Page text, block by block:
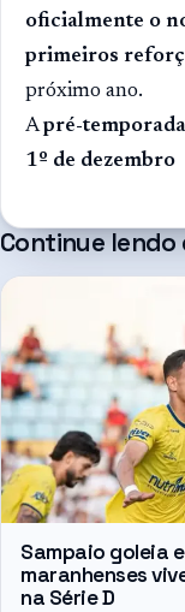
oficialmente o
primeiros
próximo ano.
Apré-temporada
1º de dezembro
Continue lendo
Sampaio goleia
maranhenses
na Série D